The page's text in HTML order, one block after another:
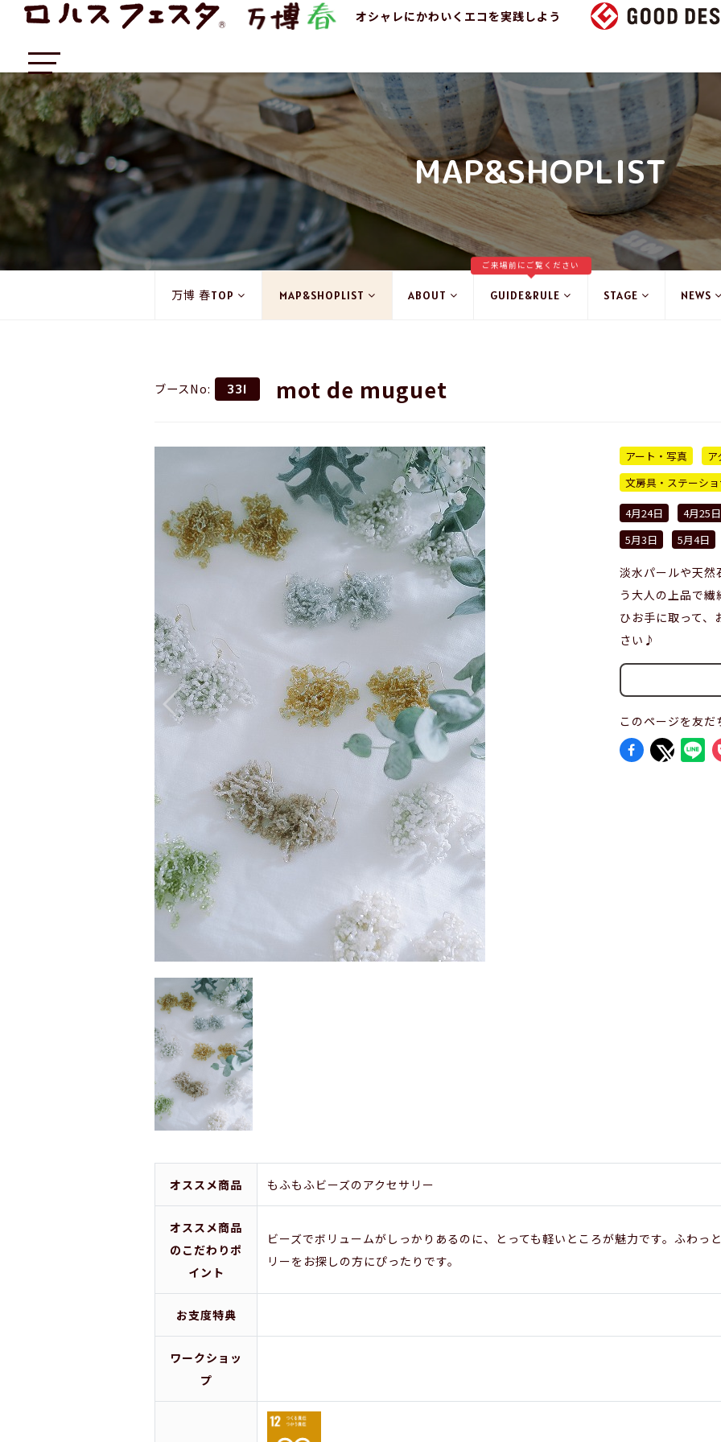
オシャレにかわいくエコを実践しよう
MAP&SHOPLIST
万博 春TOP MAP&SHOPLIST ABOUT GUIDE&RULE
ご来場前にご覧ください
STAGE NEWS
ブースNo: 331 mot de muguet
アート・写真
ア
文房具・ステーシ
4月24日
4月25日
5月3日
5月4日
淡水パールや天然
う大人の上品で
ひお手に取って、
さい♪
このページを友だ
オススメ商品 もふもふビーズのアクセサリー
オススメ商品
のこだわりポ
イント
ビーズでボリュームがしっかりあるのに、とっても軽いところが魅力です。ふわっ
リーをお探しの方にぴったりです。
お支度特典
ワークショッ
プ